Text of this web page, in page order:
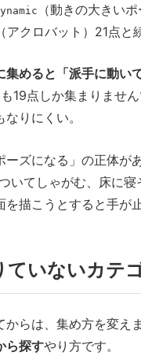
（動きの大きい
（アクロバット）21点と
集めると「派手に動い
19点しか集まりませ
りにくい。
ーズになる」の正体が
いてしゃがむ、床に
描こうとすると手が
ていないカテ
からは、集め方を変え
ら探すやり方です。